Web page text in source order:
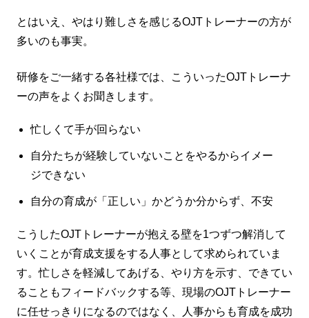
とはいえ、やはり難しさを感じるOJTトレーナーの方が
多いのも事実。
研修をご一緒する各社様では、こういったOJTトレーナ
ーの声をよくお聞きします。
忙しくて手が回らない
自分たちが経験していないことをやるからイメー
ジできない
自分の育成が「正しい」かどうか分からず、不安
こうしたOJTトレーナーが抱える壁を1つずつ解消して
いくことが育成支援をする人事として求められていま
す。忙しさを軽減してあげる、やり方を示す、できてい
ることもフィードバックする等、現場のOJTトレーナー
に任せっきりになるのではなく、人事からも育成を成功